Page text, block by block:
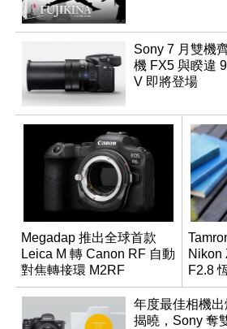
Sony 7 月雙機
機 FX5 與睽違
V 即將登場
Megadap 推出全球首款
Leica M 轉 Canon RF 自動
對焦轉接環 M2RF
Nikon
F2.8
鏡
年度最佳相機
揭曉，Sony 奪